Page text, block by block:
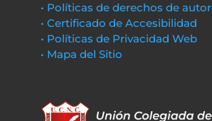
• Políticas de derechos de autor
• Certificado de Accesibilidad
• Políticas de Privacidad Web
• Mapa del Sitio